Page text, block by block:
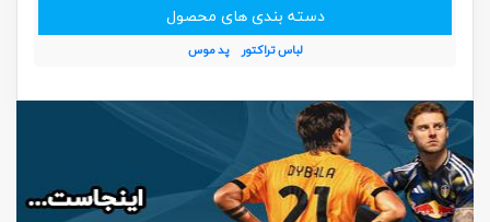
دسته بندی های محصول
لباس تراکتور پد موس